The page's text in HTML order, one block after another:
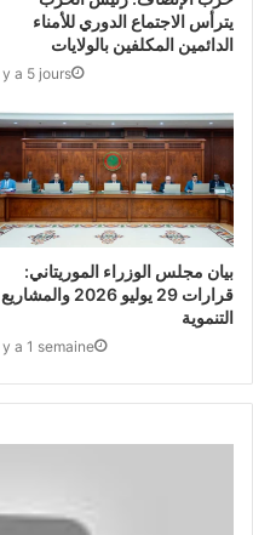
يترأس الاجتماع الدوري للأمناء
الدائمين المكلفين بالولايات
y a 5 jours
بيان مجلس الوزراء الموريتاني:
قرارات 29 يوليو 2026 والمشاريع
التنموية
y a 1 semaine